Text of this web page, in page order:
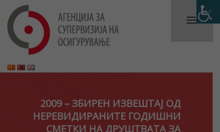
2009 – ЗБИРЕН ИЗВЕШТАЈ ОД
НЕРЕВИДИРАНИТЕ ГОДИШНИ
СМЕТКИ НА ДРУШТВАТА ЗА